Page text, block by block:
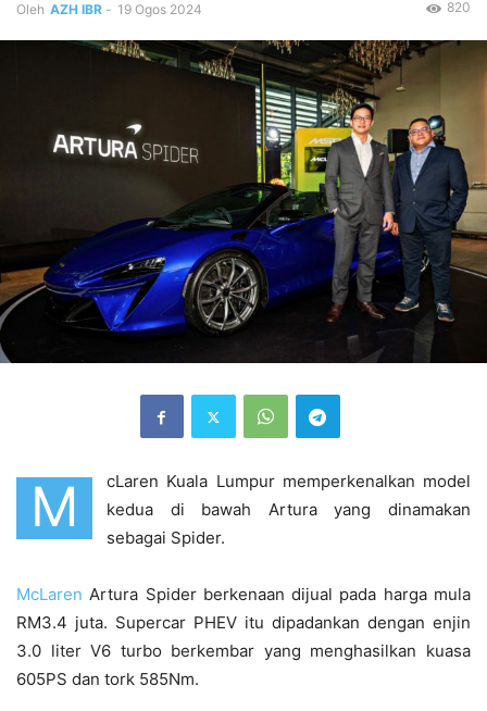
Oleh AZH IBR - 19 Ogos 2024 820
M
cLaren Kuala Lumpur memperkenalkan model
kedua di bawah Artura yang dinamakan
sebagai Spider.
McLaren Artura Spider berkenaan dijual pada harga mula
RM3.4 juta. Supercar PHEV itu dipadankan dengan enjin
3.0 liter V6 turbo berkembar yang menghasilkan kuasa
605PS dan tork 585Nm.